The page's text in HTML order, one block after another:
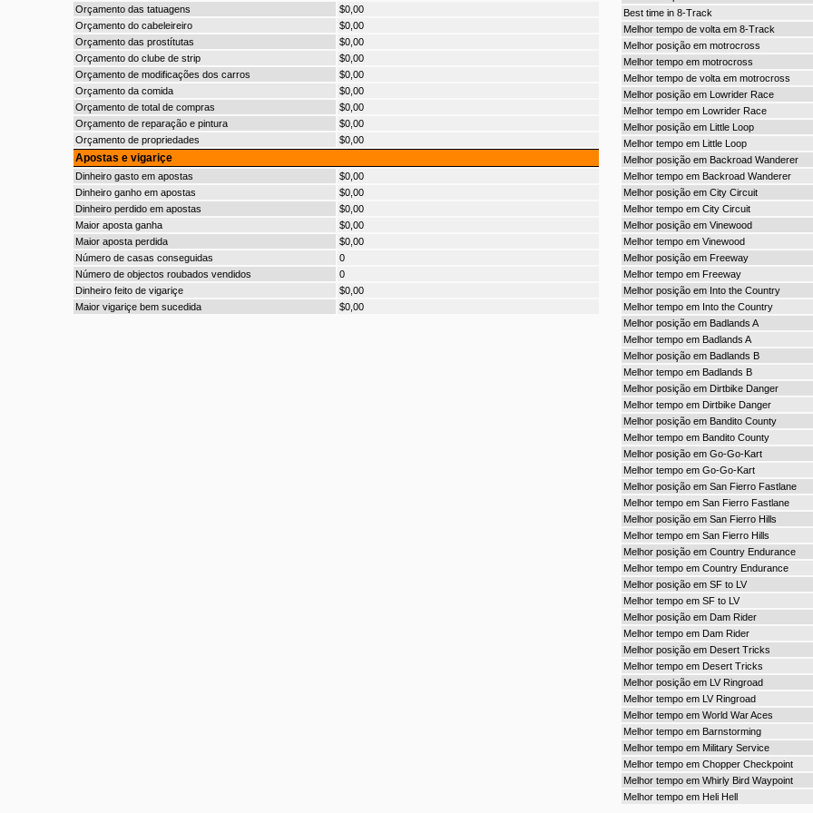
Orçamento das tatuagens
$0,00
Orçamento do cabeleireiro
$0,00
Orçamento das prostítutas
$0,00
Orçamento do clube de strip
$0,00
Orçamento de modificações dos carros
$0,00
Orçamento da comida
$0,00
Orçamento de total de compras
$0,00
Orçamento de reparação e pintura
$0,00
Orçamento de propriedades
$0,00
Apostas e vigariçe
Dinheiro gasto em apostas
$0,00
Dinheiro ganho em apostas
$0,00
Dinheiro perdido em apostas
$0,00
Maior aposta ganha
$0,00
Maior aposta perdida
$0,00
Número de casas conseguidas
0
Número de objectos roubados vendidos
0
Dinheiro feito de vigariçe
$0,00
Maior vigariçe bem sucedida
$0,00
Best time in 8-Track
Melhor tempo de volta em 8-Track
Melhor posição em motrocross
Melhor tempo em motrocross
Melhor tempo de volta em motrocross
Melhor posição em Lowrider Race
Melhor tempo em Lowrider Race
Melhor posição em Little Loop
Melhor tempo em Little Loop
Melhor posição em Backroad Wanderer
Melhor tempo em Backroad Wanderer
Melhor posição em City Circuit
Melhor tempo em City Circuit
Melhor posição em Vinewood
Melhor tempo em Vinewood
Melhor posição em Freeway
Melhor tempo em Freeway
Melhor posição em Into the Country
Melhor tempo em Into the Country
Melhor posição em Badlands A
Melhor tempo em Badlands A
Melhor posição em Badlands B
Melhor tempo em Badlands B
Melhor posição em Dirtbike Danger
Melhor tempo em Dirtbike Danger
Melhor posição em Bandito County
Melhor tempo em Bandito County
Melhor posição em Go-Go-Kart
Melhor tempo em Go-Go-Kart
Melhor posição em San Fierro Fastlane
Melhor tempo em San Fierro Fastlane
Melhor posição em San Fierro Hills
Melhor tempo em San Fierro Hills
Melhor posição em Country Endurance
Melhor tempo em Country Endurance
Melhor posição em SF to LV
Melhor tempo em SF to LV
Melhor posição em Dam Rider
Melhor tempo em Dam Rider
Melhor posição em Desert Tricks
Melhor tempo em Desert Tricks
Melhor posição em LV Ringroad
Melhor tempo em LV Ringroad
Melhor tempo em World War Aces
Melhor tempo em Barnstorming
Melhor tempo em Military Service
Melhor tempo em Chopper Checkpoint
Melhor tempo em Whirly Bird Waypoint
Melhor tempo em Heli Hell